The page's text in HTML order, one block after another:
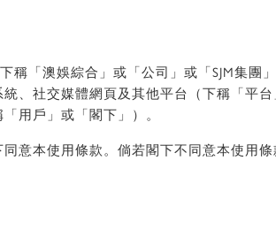
「澳娛綜合」或「公司」或「SJM集團
、社交媒體網頁及其他平台（下稱「平
用戶」或「閣下」）。
意本使用條款。倘若閣下不同意本使用